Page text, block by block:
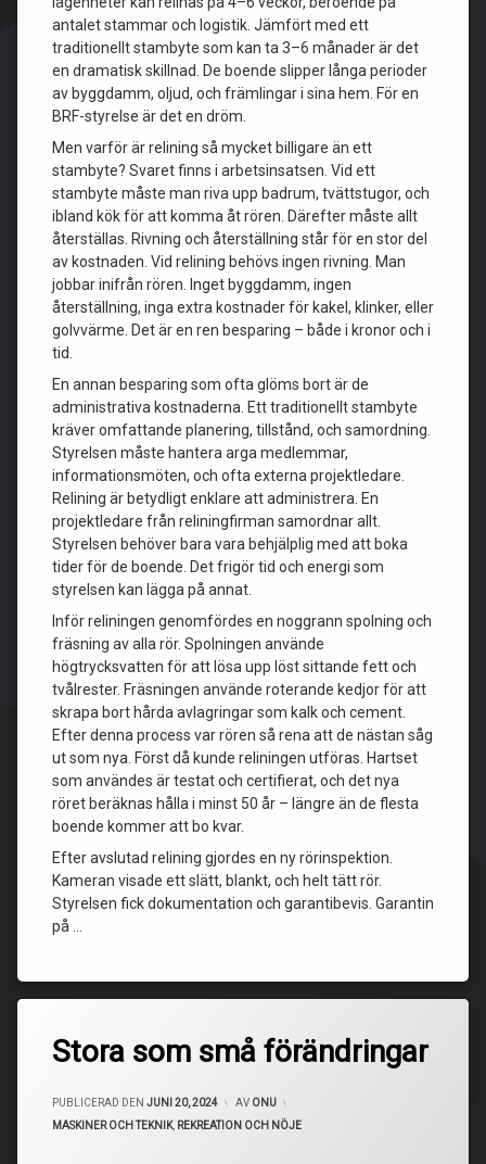
antalet stammar och logistik. Jämfört med ett
traditionellt stambyte som kan ta 3–6 månader är det
en dramatisk skillnad. De boende slipper långa perioder
av byggdamm, oljud, och främlingar i sina hem. För en
BRF-styrelse är det en dröm.
Men varför är relining så mycket billigare än ett
stambyte? Svaret finns i arbetsinsatsen. Vid ett
stambyte måste man riva upp badrum, tvättstugor, och
ibland kök för att komma åt rören. Därefter måste allt
återställas. Rivning och återställning står för en stor del
av kostnaden. Vid relining behövs ingen rivning. Man
jobbar inifrån rören. Inget byggdamm, ingen
återställning, inga extra kostnader för kakel, klinker, eller
golvvärme. Det är en ren besparing – både i kronor och i
tid.
En annan besparing som ofta glöms bort är de
administrativa kostnaderna. Ett traditionellt stambyte
kräver omfattande planering, tillstånd, och samordning.
Styrelsen måste hantera arga medlemmar,
informationsmöten, och ofta externa projektledare.
Relining är betydligt enklare att administrera. En
projektledare från reliningfirman samordnar allt.
Styrelsen behöver bara vara behjälplig med att boka
tider för de boende. Det frigör tid och energi som
styrelsen kan lägga på annat.
Inför reliningen genomfördes en noggrann spolning och
fräsning av alla rör. Spolningen använde
högtrycksvatten för att lösa upp löst sittande fett och
tvålrester. Fräsningen använde roterande kedjor för att
skrapa bort hårda avlagringar som kalk och cement.
Efter denna process var rören så rena att de nästan såg
ut som nya. Först då kunde reliningen utföras. Hartset
som användes är testat och certifierat, och det nya
röret beräknas hålla i minst 50 år – längre än de flesta
boende kommer att bo kvar.
Efter avslutad relining gjordes en ny rörinspektion.
Kameran visade ett slätt, blankt, och helt tätt rör.
Styrelsen fick dokumentation och garantibevis. Garantin
på …
Stora som små förändringar
PUBLICERAD DEN JUNI 20, 2024 AV ONU
KATEGORIER:
MASKINER OCH TEKNIK, REKREATION OCH NÖJE